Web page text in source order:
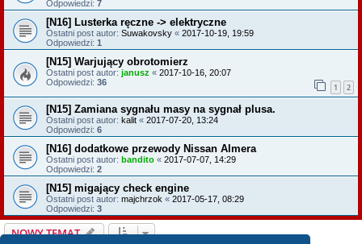
Odpowiedzi: 7
[N16] Lusterka ręczne -> elektryczne
Ostatni post autor: Suwakovsky « 2017-10-19, 19:59
Odpowiedzi: 1
[N15] Warjujący obrotomierz
Ostatni post autor: janusz « 2017-10-16, 20:07
Odpowiedzi: 36 1 2
[N15] Zamiana sygnału masy na sygnał plusa.
Ostatni post autor: kalit « 2017-07-20, 13:24
Odpowiedzi: 6
[N16] dodatkowe przewody Nissan Almera
Ostatni post autor: bandito « 2017-07-07, 14:29
Odpowiedzi: 2
[N15] migający check engine
Ostatni post autor: majchrzok « 2017-05-17, 08:29
Odpowiedzi: 3
NOWY TEMAT